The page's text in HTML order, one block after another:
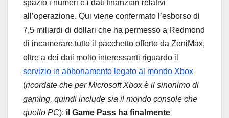
spazio i numeri e i dati finanziari relativi
all’operazione. Qui viene confermato l’esborso di
7,5 miliardi di dollari che ha permesso a Redmond
di incamerare tutto il pacchetto offerto da ZeniMax,
oltre a dei dati molto interessanti riguardo il
servizio in abbonamento legato al mondo Xbox
(ricordate che per Microsoft Xbox è il sinonimo di
gaming, quindi include sia il mondo console che
quello PC): il Game Pass ha finalmente